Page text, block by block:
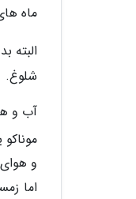
ماه
شلوغ.
آب و
و هوای
اما